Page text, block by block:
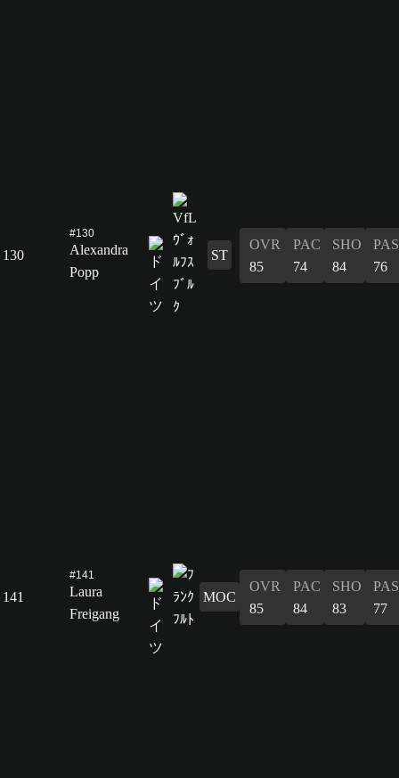
130
#130
Alexandra
Popp
ST
OVR
85
PAC
74
SHO
84
PAS
76
141
#141
Laura
Freigang
MOC
OVR
85
PAC
84
SHO
83
PAS
77